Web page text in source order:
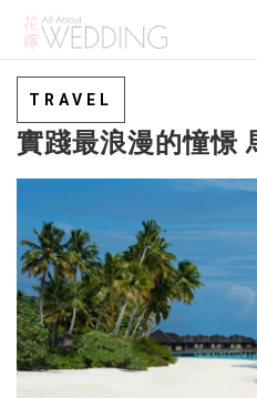
TRAVEL
實踐最浪漫的憧憬